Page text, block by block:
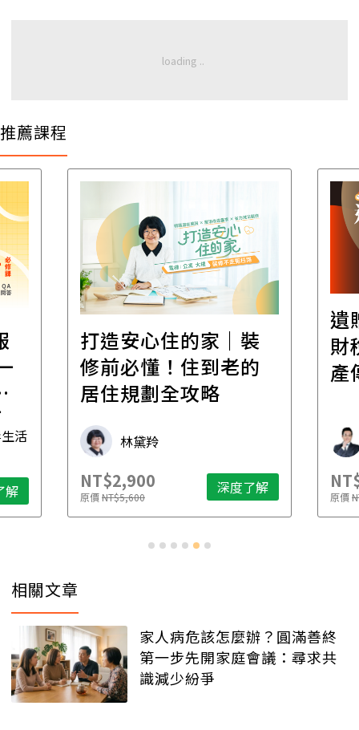
推薦課程
活
解
打造安心住的家｜裝
修前必懂！住到老的
居住規劃全攻略
林黛羚
NT$2,900
原價NT$5,600 深度了解
遺
財
產
原價
相關文章
家人病危該怎麼辦？圓滿善終
第一步先開家庭會議：尋求共
識減少紛爭